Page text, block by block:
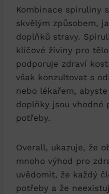
Kombinace spiruliny
skvělým způsobem,
doplňků stravy.
klíčové živiny pro
podporuje zdraví
však konzultovat s
nebo lékařem,
doplňky jsou vhodné
potřeby.
Overall, ukazuje, že
mnoho výhod pro
uvědomit, že každý
potřeby a že